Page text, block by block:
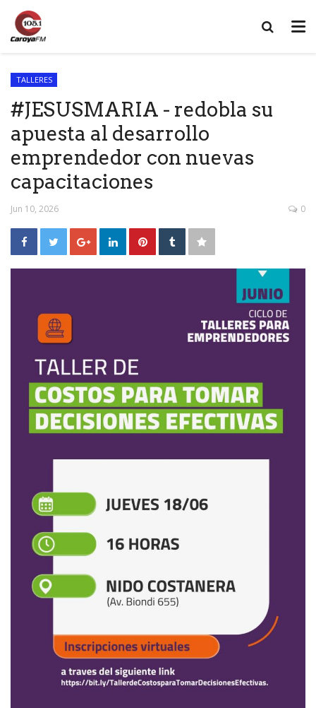
TALLERES
#JESUSMARIA - redobla su
apuesta al desarrollo
emprendedor con nuevas
capacitaciones
Jun 10, 2026 0